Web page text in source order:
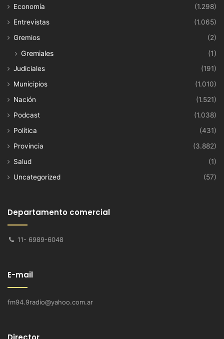
Economía
(1.298)
Entrevistas
(1.065)
Gremios
(2)
Gremiales (1)
Judiciales
(191)
Municipios
(1.010)
Nación
(1.521)
Podcast
(1.038)
Política
(431)
Provincia
(3.882)
Salud
(1)
Uncategorized
(57)
Departamento comercial
11- 6989-6048
E-mail
fm94.9radio@yahoo.com.ar